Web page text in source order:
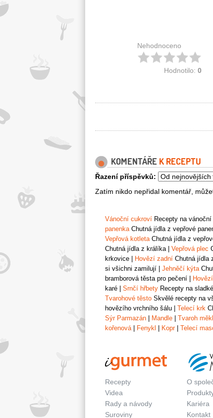
Nehodnoceno
Hodnotilo: 0
KOMENTÁŘE K RECEPTU
Řazení příspěvků:
Zatím nikdo nepřidal komentář,
Vánoční cukroví Recepty na
panenkaChutná jídla z vepřové
Vepřová kotletaChutná jídla z
Chutná jídla z králíka| Vepřová plec
krkovice
Hovězí zadní Chutná jídla
si všichni zamilují
Jehněčí kýta
bramborová těsta pro pečení
karé
Srnčí hřbety Recepty na
Tvarohové těsto Skvělé recepty na
hovězího vrchního šálu
Telecí krk
Sýr Parmazán
Mandle Tvaroh
kořenová| Fenykl Kopr| Telecí
Recepty
Videa
Rady a návody
Suroviny
O
Kariéra
Kontakt